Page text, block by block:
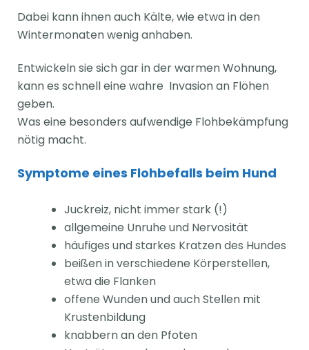
Dabei kann ihnen auch Kälte, wie etwa in den
Wintermonaten wenig anhaben.
Entwickeln sie sich gar in der warmen Wohnung,
kann es schnell eine wahre Invasion an Flöhen
geben.
Was eine besonders aufwendige Flohbekämpfung
nötig macht.
Symptome eines Flohbefalls beim Hund
Juckreiz, nicht immer stark (!)
allgemeine Unruhe und Nervosität
häufiges und starkes Kratzen des Hundes
beißen in verschiedene Körperstellen,
etwa die Flanken
offene Wunden und auch Stellen mit
Krustenbildung
knabbern an den Pfoten